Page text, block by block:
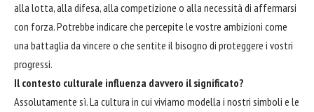
alla lotta, alla difesa, alla competizione o alla necessità di affermarsi
con forza. Potrebbe indicare che percepite le vostre ambizioni come
una battaglia da vincere o che sentite il bisogno di proteggere i vostri
progressi.
Il contesto culturale influenza davvero il significato?
Assolutamente sì. La cultura in cui viviamo modella i nostri simboli e le